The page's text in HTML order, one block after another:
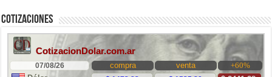
Cotizaciones